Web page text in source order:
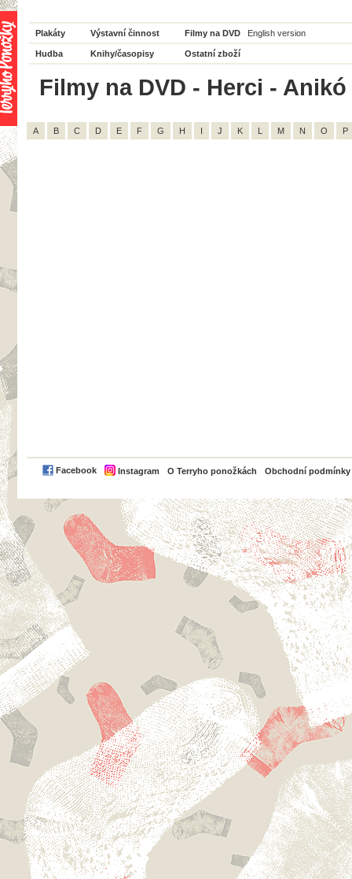
Plakáty Výstavní činnost Filmy na DVD English version
Hudba Knihy/časopisy Ostatní zboží
Filmy na DVD - Herci -
A B C D E F G H I J K L M N O P
Facebook Instagram O Terryho ponožkách Obchodní podmínky
PayPal